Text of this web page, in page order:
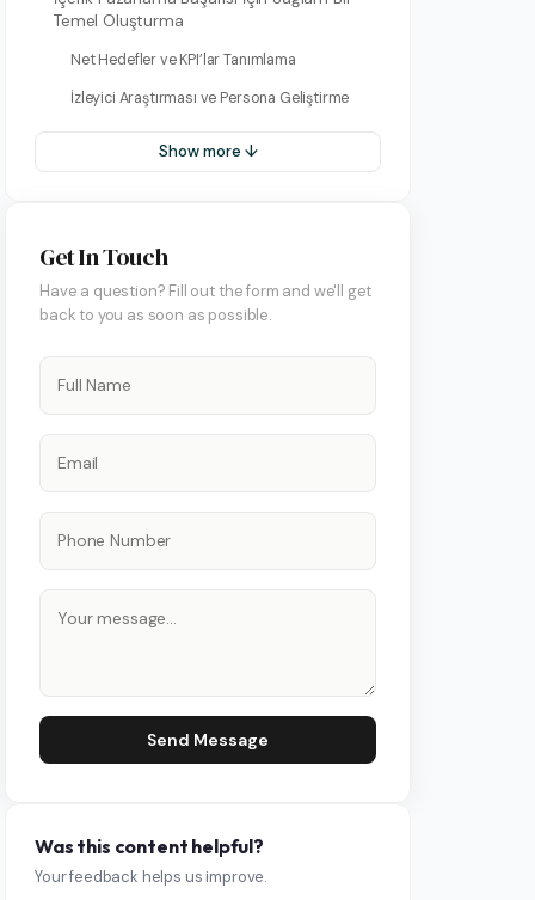
Yönetimi
Yönetimi
Yönetimi
Temel Oluşturma
Net Hedefler ve KPI’lar Tanımlama
İzleyici Araştırması ve Persona Geliştirme
Show more ↓
Get In Touch
Have a question? Fill out the form and we'll get
back to you as soon as possible.
Send Message
Was this content helpful?
Your feedback helps us improve.